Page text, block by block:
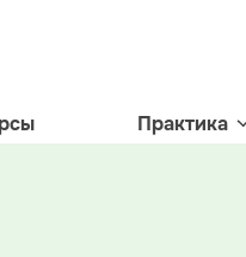
Практика